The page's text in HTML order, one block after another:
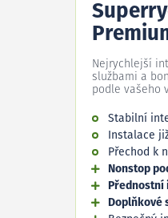
Nejrychlejší
službami a
podle vašeho
Stabilní
Instalace
Přechod k
Nonstop
Přednostní
Doplňkové